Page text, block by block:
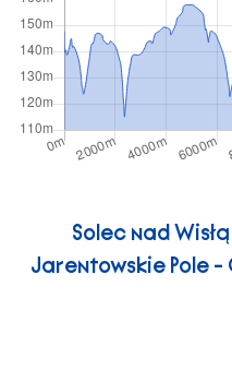
Solec nad
Jarentowskie Pole -